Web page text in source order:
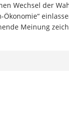
Wechsel der
Meinung